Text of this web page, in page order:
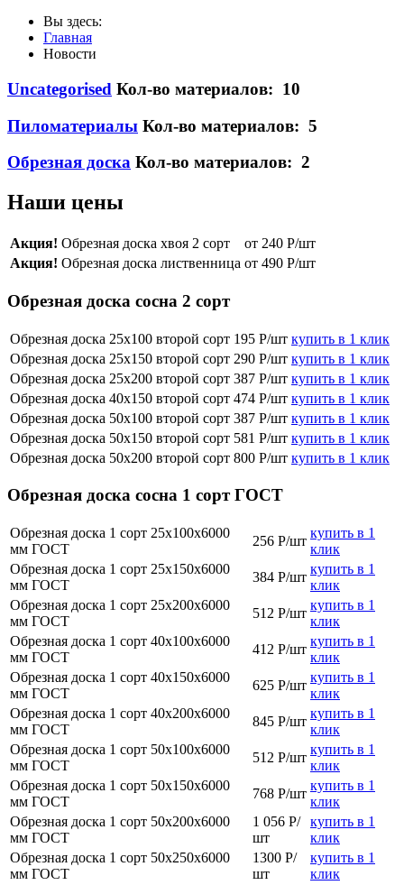
Вы здесь:
Главная
Новости
Uncategorised Кол-во материалов: 10
Пиломатериалы Кол-во материалов: 5
Обрезная доска Кол-во материалов: 2
Наши цены
Акция! Обрезная доска хвоя 2 сорт
от 240 Р/шт
Акция! Обрезная доска лиственница от 490 Р/шт
Обрезная доска сосна 2 сорт
Обрезная доска 25х100 второй сорт 195 Р/шт купить в 1 клик
Обрезная доска 25х150 второй сорт 290 Р/шт купить в 1 клик
Обрезная доска 25х200 второй сорт 387 Р/шт купить в 1 клик
Обрезная доска 40х150 второй сорт 474 Р/шт купить в 1 клик
Обрезная доска 50х100 второй сорт 387 Р/шт купить в 1 клик
Обрезная доска 50х150 второй сорт 581 Р/шт купить в 1 клик
Обрезная доска 50х200 второй сорт 800 Р/шт купить в 1 клик
Обрезная доска сосна 1 сорт ГОСТ
Обрезная доска 1 сорт 25х100x6000
мм ГОСТ
256 Р/шт
купить в 1
клик
Обрезная доска 1 сорт 25х150x6000
мм ГОСТ
384 Р/шт
купить в 1
клик
Обрезная доска 1 сорт 25х200x6000
мм ГОСТ
512 Р/шт
купить в 1
клик
Обрезная доска 1 сорт 40х100x6000
мм ГОСТ
412 Р/шт
купить в 1
клик
Обрезная доска 1 сорт 40х150x6000
мм ГОСТ
625 Р/шт
купить в 1
клик
Обрезная доска 1 сорт 40х200x6000
мм ГОСТ
845 Р/шт
купить в 1
клик
Обрезная доска 1 сорт 50х100x6000
мм ГОСТ
512 Р/шт
купить в 1
клик
Обрезная доска 1 сорт 50х150x6000
мм ГОСТ
768 Р/шт
купить в 1
клик
Обрезная доска 1 сорт 50х200x6000
мм ГОСТ
1 056 Р/
шт
купить в 1
клик
Обрезная доска 1 сорт 50х250x6000
мм ГОСТ
1300 Р/
шт
купить в 1
клик